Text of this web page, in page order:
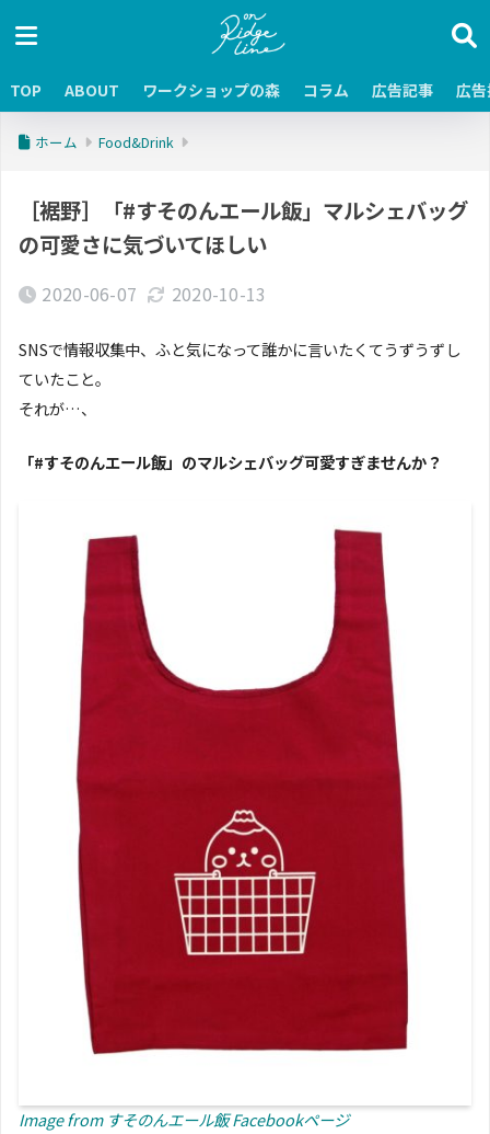
TOP ABOUT ワークショップの森 コラム 広告記事 広
ホーム Food&Drink
［裾野］「#すそのんエール飯」マルシェバッグ
の可愛さに気づいてほしい
2020-06-07 2020-10-13
SNSで情報収集中、ふと気になって誰かに言いたくてうずうずし
ていたこと。
それが…、
「#すそのんエール飯」のマルシェバッグ可愛すぎませんか？
Imagefrom すそのんエール飯 Facebookページ